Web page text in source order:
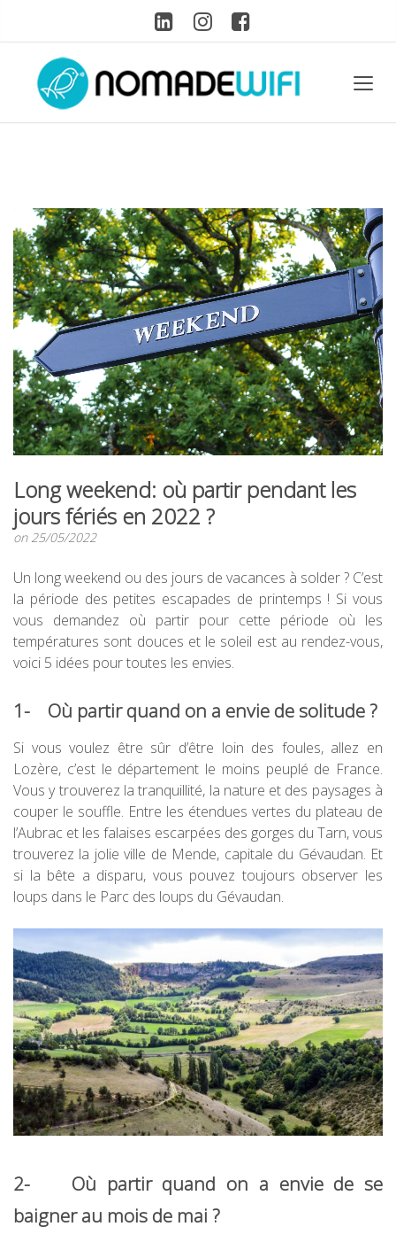
Long weekend: où partir pendant les
jours fériés en 2022 ?
on 25/05/2022
Un long weekend ou des jours de vacances à solder ? C’est
la période des petites escapades de printemps ! Si vous
vous demandez où partir pour cette période où les
températures sont douces et le soleil est au rendez-vous,
voici 5 idées pour toutes les envies.
1- Où partir quand on a envie de solitude ?
Si vous voulez être sûr d’être loin des foules, allez en
Lozère, c’est le département le moins peuplé de France.
Vous y trouverez la tranquillité, la nature et des paysages à
couper le souffle. Entre les étendues vertes du plateau de
l’Aubrac et les falaises escarpées des gorges du Tarn, vous
trouverez la jolie ville de Mende, capitale du Gévaudan. Et
si la bête a disparu, vous pouvez toujours observer les
loups dans le Parc des loups du Gévaudan.
2- Où partir quand on a envie de se
baigner au mois de mai ?